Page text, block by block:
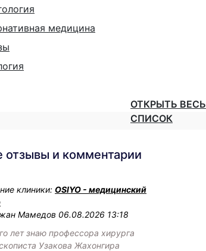
медицина
ОТКРЫТЬ ВЕСЬ
СПИСОК
отзывы и комментарии
клиники: OSIYO - медицинский
Мамедов 06.08.2026 13:18
лет знаю профессора хирурга
Узакова Жахонгира